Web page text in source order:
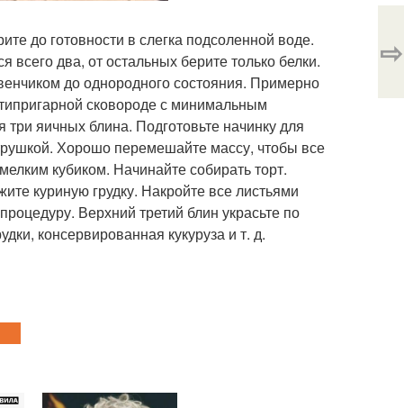
до готовности в слегка подсоленной воде.
всего два, от остальных берите только белки.
до однородного состояния. Примерно
сковороде с минимальным
яичных блина. Подготовьте начинку для
Хорошо перемешайте массу, чтобы все
кубиком. Начинайте собирать торт.
куриную грудку. Накройте все листьями
Верхний третий блин украсьте по
консервированная кукуруза и т. д.
⇨